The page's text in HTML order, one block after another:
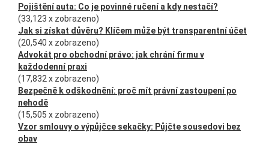
Pojištění auta: Co je povinné ručení a kdy nestačí?
(33,123 x zobrazeno)
Jak si získat důvěru? Klíčem může být transparentní účet
(20,540 x zobrazeno)
Advokát pro obchodní právo: jak chrání firmu v
každodenní praxi
(17,832 x zobrazeno)
Bezpečně k odškodnění: proč mít právní zastoupení po
nehodě
(15,505 x zobrazeno)
Vzor smlouvy o výpůjčce sekačky: Půjčte sousedovi bez
obav